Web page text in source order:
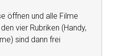
öffnen und alle Filme
vier Rubriken (Handy,
sind dann frei